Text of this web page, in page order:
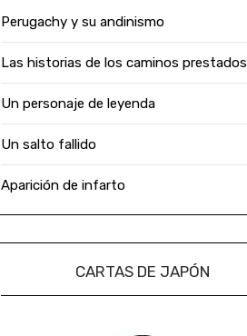
Perugachy y su andinismo
Las historias de los caminos prestados
Un personaje de leyenda
Un salto fallido
Aparición de infarto
CARTAS DE JAPÓN